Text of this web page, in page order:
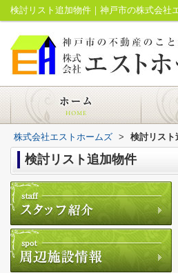
検討リスト追加物件｜神戸市の株式会社
株式会社エストホームズ > 検討リスト
検討リスト追加物件